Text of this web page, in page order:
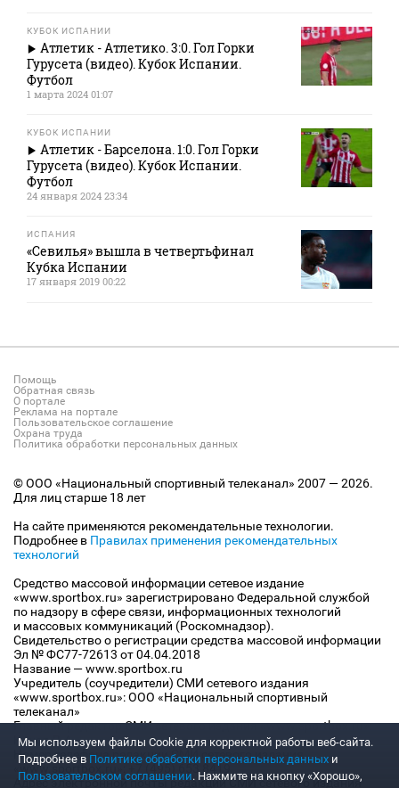
КУБОК ИСПАНИИ
Атлетик - Атлетико. 3:0. Гол Горки
Гурусета (видео). Кубок Испании.
Футбол
1 марта 2024 01:07
КУБОК ИСПАНИИ
Атлетик - Барселона. 1:0. Гол Горки
Гурусета (видео). Кубок Испании.
Футбол
24 января 2024 23:34
ИСПАНИЯ
«Севилья» вышла в четвертьфинал
Кубка Испании
17 января 2019 00:22
Помощь
Обратная связь
О портале
Реклама на портале
Пользовательское соглашение
Охрана труда
Политика обработки персональных данных
© ООО «Национальный спортивный телеканал» 2007 — 2026.
Для лиц старше 18 лет
На сайте применяются рекомендательные технологии.
Подробнее в Правилах применения рекомендательных
технологий
Средство массовой информации сетевое издание
«www.sportbox.ru» зарегистрировано Федеральной службой
по надзору в сфере связи, информационных технологий
и массовых коммуникаций (Роскомнадзор).
Свидетельство о регистрации средства массовой информации
Эл № ФС77-72613 от 04.04.2018
Название — www.sportbox.ru
Учредитель (соучредители) СМИ сетевого издания
«www.sportbox.ru»: ООО «Национальный спортивный
телеканал»
Главный редактор СМИ сетевого издания «www.sportbox.ru»:
Конов В.А.
Номер телефона редакции СМИ сетевого издания
«www.sportbox.ru»: +7 (495) 653 8419
Адрес электронной почты редакции СМИ сетевого издания
Мы используем файлы Сookie для корректной работы веб-сайта.
Подробнее в Политике обработки персональных данных и
Пользовательском соглашении. Нажмите на кнопку «Хорошо»,